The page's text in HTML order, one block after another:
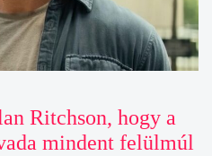
Ritchson, hogy a
mindent felülmúl